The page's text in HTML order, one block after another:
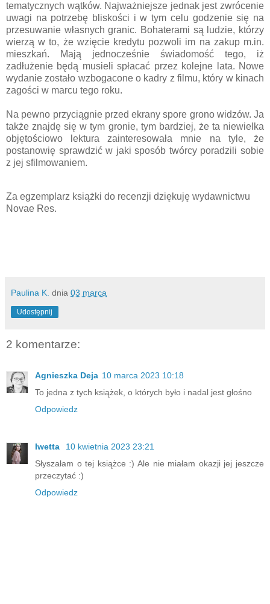
tematycznych wątków. Najważniejsze jednak jest zwrócenie
uwagi na potrzebę bliskości i w tym celu godzenie się na
przesuwanie własnych granic. Bohaterami są ludzie, którzy
wierzą w to, że wzięcie kredytu pozwoli im na zakup m.in.
mieszkań. Mają jednocześnie świadomość tego, iż
zadłużenie będą musieli spłacać przez kolejne lata. Nowe
wydanie zostało wzbogacone o kadry z filmu, który w kinach
zagości w marcu tego roku.
Na pewno przyciągnie przed ekrany spore grono widzów. Ja
także znajdę się w tym gronie, tym bardziej, że ta niewielka
objętościowo lektura zainteresowała mnie na tyle, że
postanowię sprawdzić w jaki sposób twórcy poradzili sobie
z jej sfilmowaniem.
Za egzemplarz książki do recenzji dziękuję wydawnictwu
Novae Res.
Paulina K. dnia 03 marca
Udostępnij
2 komentarze:
Agnieszka Deja 10 marca 2023 10:18
To jedna z tych książek, o których było i nadal jest głośno
Odpowiedz
Iwetta
10 kwietnia 2023 23:21
Słyszałam o tej książce :) Ale nie miałam okazji jej jeszcze
przeczytać :)
Odpowiedz